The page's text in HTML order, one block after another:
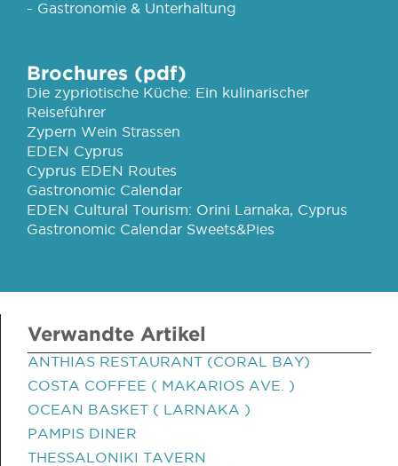
- Gastronomie & Unterhaltung
Brochures (pdf)
Die zypriotische Küche: Ein kulinarischer
Reiseführer
Zypern Wein Strassen
EDEN Cyprus
Cyprus EDEN Routes
Gastronomic Calendar
EDEN Cultural Tourism: Orini Larnaka, Cyprus
Gastronomic Calendar Sweets&Pies
Verwandte Artikel
ANTHIAS RESTAURANT (CORAL BAY)
COSTA COFFEE ( MAKARIOS AVE. )
OCEAN BASKET ( LARNAKA )
PAMPIS DINER
THESSALONIKI TAVERN